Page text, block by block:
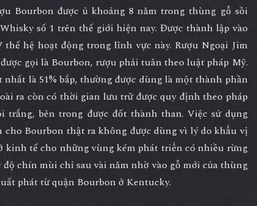
Bourbon được ủ khoảng 8 năm trong thùng gỗ sồi
số 1 trên thế giới hiện nay. Được thành lập vào
hệ hoạt động trong lĩnh vực này. Rượu Ngoại Jim
gọi là Bourbon, rượu phải tuân theo luật pháp Mỹ.
là 51% bắp, thường được dùng là một thành phần
ra còn có thời gian lưu trữ được quy định theo pháp
bên trong được đốt thành than. Việc sử dụng
Bourbon thật ra không được dùng vì lý do khẩu vị
kinh tế cho những vùng kém phát triển có nhiều rừng
chín mùi chỉ sau vài năm nhờ vào gỗ mới của thùng
phát từ quận Bourbon ở Kentucky.